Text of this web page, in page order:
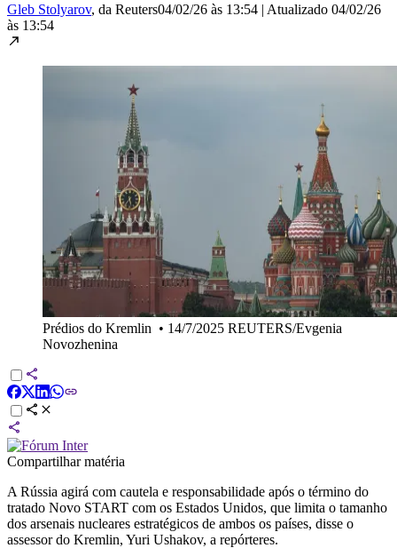
Gleb Stolyarov, da Reuters04/02/26 às 13:54 | Atualizado 04/02/26
às 13:54
Prédios do Kremlin • 14/7/2025 REUTERS/Evgenia
Novozhenina
Compartilhar matéria
A Rússia agirá com cautela e responsabilidade após o término do
tratado Novo START com os Estados Unidos, que limita o tamanho
dos arsenais nucleares estratégicos de ambos os países, disse o
assessor do Kremlin, Yuri Ushakov, a repórteres.